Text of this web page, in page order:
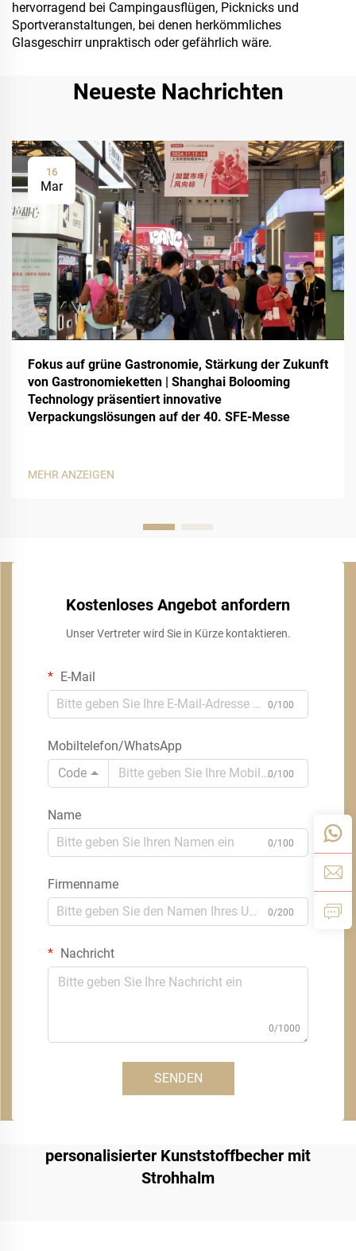
hervorragend bei Campingausflügen, Picknicks und
Sportveranstaltungen, bei denen herkömmliches
Glasgeschirr unpraktisch oder gefährlich wäre.
Neueste Nachrichten
16
Mar
Fokus auf grüne Gastronomie, Stärkung der Zukunft
von Gastronomieketten | Shanghai Bolooming
Technology präsentiert innovative
Verpackungslösungen auf der 40. SFE-Messe
MEHR ANZEIGEN
Kostenloses Angebot anfordern
Unser Vertreter wird Sie in Kürze kontaktieren.
E-Mail
0/100
Mobiltelefon/WhatsApp
Code
0/100
Name
0/100
Firmenname
0/200
Nachricht
0/1000
SENDEN
personalisierter Kunststoffbecher mit
Strohhalm